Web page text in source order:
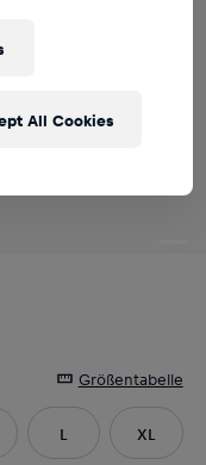
Größentabelle
L XL
All Cookies